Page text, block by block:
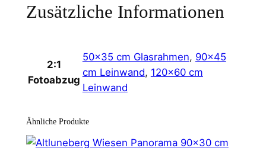
Zusätzliche Informationen
2:1
Fotoabzug
50×35 cm Glasrahmen, 90×45
cm Leinwand, 120×60 cm
Leinwand
Ähnliche Produkte